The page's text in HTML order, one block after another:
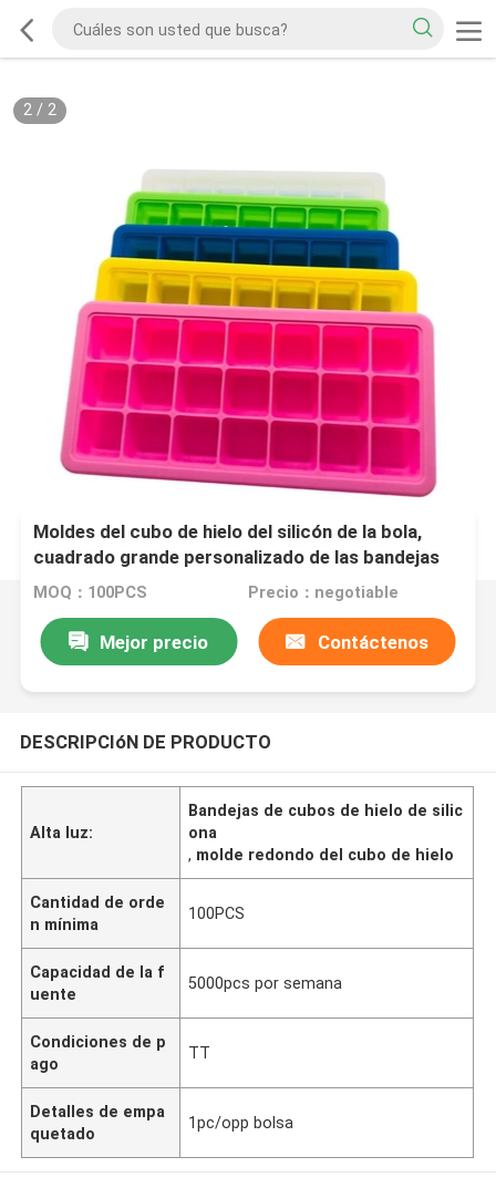
2/ 2
Moldes del cubo de hielo del silicón de la bola,
cuadrado grande personalizado de las bandejas
del cubo de hielo
MOQ：100PCS Precio：negotiable
Mejor precio Contáctenos
DESCRIPCIóN DE PRODUCTO
Alta luz:
Bandejas de cubos de hielo de silic
ona
, molde redondo del cubo de hielo
Cantidad de orde
n mínima
100PCS
Capacidad de la f
uente
5000pcs por semana
Condiciones de p
ago
TT
Detalles de empa
quetado
1pc/opp bolsa